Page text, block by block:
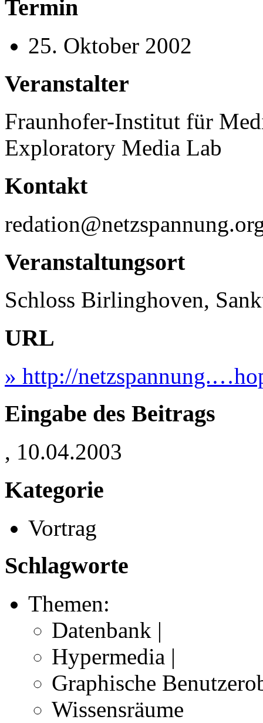
Termin
25. Oktober 2002
Veranstalter
Fraunhofer-Institut für
Exploratory Media Lab
Kontakt
Veranstaltungsort
Schloss Birlinghoven,
URL
» http://
Eingabe des Beitrags
, 10.04.2003
Kategorie
Vortrag
Schlagworte
Themen:
Datenbank |
Hypermedia |
Graphische
Wissensräume